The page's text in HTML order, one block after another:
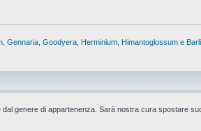
Gennaria Goodyera Herminium Himantoglossum e
dal genere di appartenenza. Sarà nostra cura spostare